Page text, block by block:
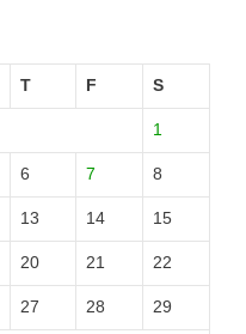
T F S
1
6 7 8
13 14 15
20 21 22
27 28 29